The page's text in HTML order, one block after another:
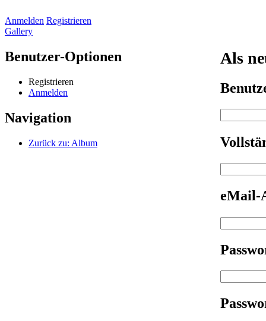
Anmelden Registrieren
Gallery
Benutzer-Optionen
Registrieren
Anmelden
Navigation
Zurück zu: Album
Als
eMail-